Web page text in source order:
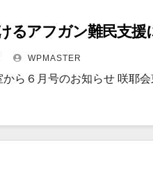
るアフガン難民支
WPMASTER
から６月号のお知らせ 咲耶